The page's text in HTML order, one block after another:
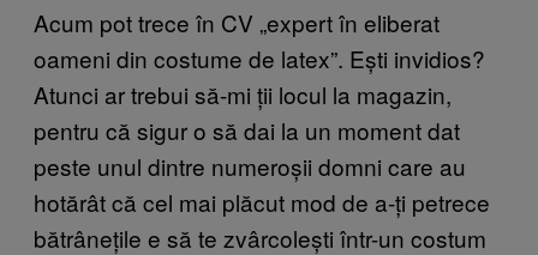
Acum pot trece în CV „expert în eliberat
oameni din costume de latex”. Ești invidios?
Atunci ar trebui să-mi ții locul la magazin,
pentru că sigur o să dai la un moment dat
peste unul dintre numeroșii domni care au
hotărât că cel mai plăcut mod de a-ți petrece
bătrânețile e să te zvârcolești într-un costum